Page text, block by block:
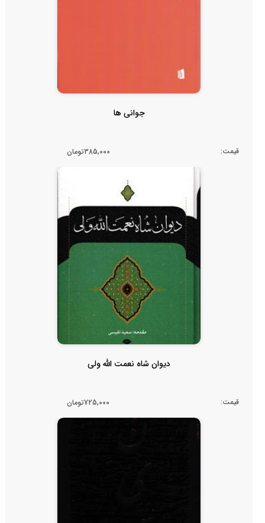
جوانی ها
قیمت: 385,000تومان
دیوان شاه نعمت الله ولی
قیمت: 725,000تومان